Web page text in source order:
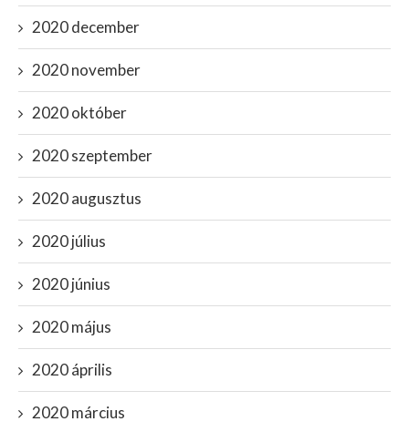
2020 december
2020 november
2020 október
2020 szeptember
2020 augusztus
2020 július
2020 június
2020 május
2020 április
2020 március